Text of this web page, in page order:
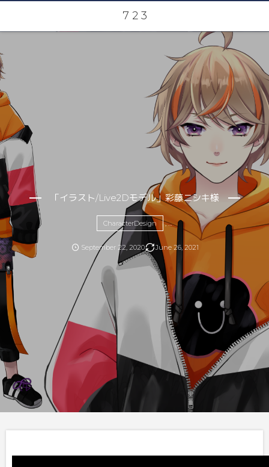
7 2 3
「イラスト/Live2Dモデル」彩藤ニシキ様
CharacterDesign , …
September 22, 2020 June 26 ,2021